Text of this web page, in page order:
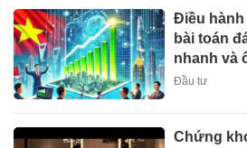
Điều
bài toán
nhanh và
Đầu tư
Chứng